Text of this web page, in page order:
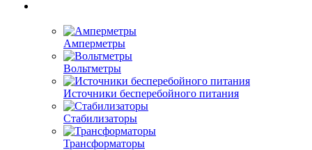
Амперметры
Вольтметры
Источники бесперебойного питания
Стабилизаторы
Трансформаторы